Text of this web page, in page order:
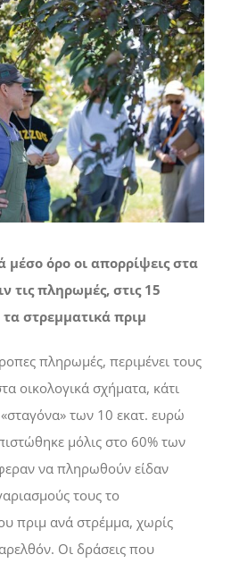
μέσο όρο οι απορρίψεις στα
τις πληρωμές, στις 15
στρεμματικά πριμ
πληρωµές, περιµένει τους
οικολογικά σχήµατα, κάτι
των 10 εκατ. ευρώ
µόλις στο 60% των
να πληρωθούν είδαν
τους το
πριµ ανά στρέµµα, χωρίς
Οι δράσεις που